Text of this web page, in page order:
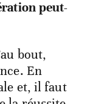
peut-
bout,
En
et, il faut